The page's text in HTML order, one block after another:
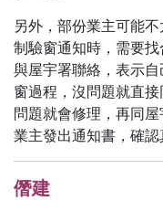
另外，部份業主可能
制驗窗通知時，需要
與屋宇署聯絡，表示
窗過程，沒問題就直
問題就會修理，再同
業主發出通知書，確認
僭建